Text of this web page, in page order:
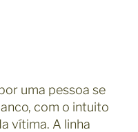
uma pessoa se
com o intuito
vítima. A linha